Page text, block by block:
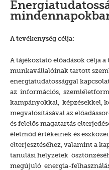
A tevékenység célja:
A tájékoztató előadások célja
munkavállalóinak tartott
energiatudatossággal
az információs,
kampányokkal, képzésekkel,
megvalósításával az
és felelős magatartás
életmód értékeinek és
elterjesztéséhez, valamint a
tanulási helyzetek
megújuló energia-